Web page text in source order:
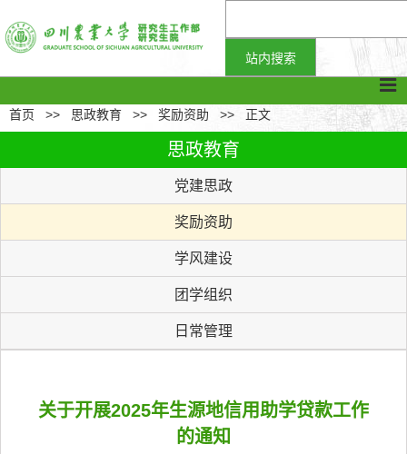
首页 >> 思政教育 >> 奖励资助 >> 正文
思政教育
党建思政
奖励资助
学风建设
团学组织
日常管理
关于开展2025年生源地信用助学贷款工作
的通知